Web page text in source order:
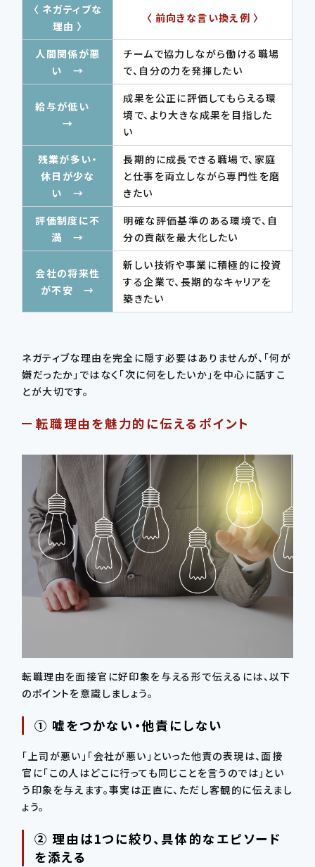
〈 ネガティブな
理由 〉
〈 前向きな言い換え例 〉
人間関係が悪
い →
チームで協力しながら働ける職場
で、自分の力を発揮したい
給与が低い
→
成果を公正に評価してもらえる環
境で、より大きな成果を目指した
い
残業が多い・
休日が少な
い →
長期的に成長できる職場で、家庭
と仕事を両立しながら専門性を磨
きたい
評価制度に不
満 →
明確な評価基準のある環境で、自
分の貢献を最大化したい
会社の将来性
が不安 →
新しい技術や事業に積極的に投資
する企業で、長期的なキャリアを
築きたい
ネガティブな理由を完全に隠す必要はありませんが、「何が
嫌だったか」ではなく「次に何をしたいか」を中心に話すこ
とが大切です。
転職理由を魅力的に伝えるポイント
転職理由を面接官に好印象を与える形で伝えるには、以下
のポイントを意識しましょう。
① 嘘をつかない・他責にしない
「上司が悪い」「会社が悪い」といった他責の表現は、面接
官に「この人はどこに行っても同じことを言うのでは」とい
う印象を与えます。事実は正直に、ただし客観的に伝えまし
ょう。
② 理由は1つに絞り、具体的なエピソード
を添える